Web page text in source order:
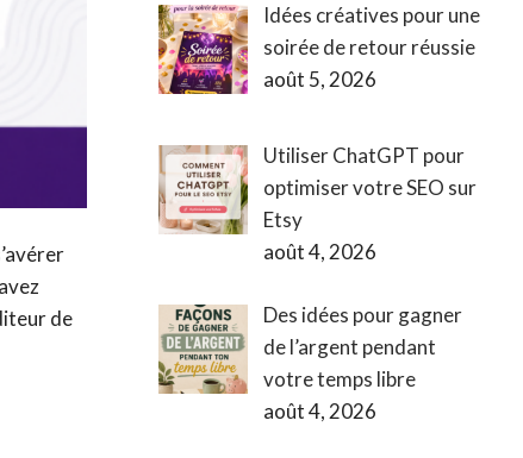
de
Idées créatives pour une
soirée de retour réussie
août 5, 2026
Utiliser ChatGPT pour
optimiser votre SEO sur
Etsy
août 4, 2026
Des idées pour gagner
de l’argent pendant
votre temps libre
août 4, 2026